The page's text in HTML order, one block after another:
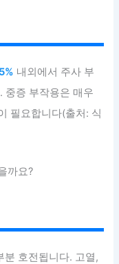
내외에서 주사 부
중증 부작용은 매우
필요합니다(출처: 식
까요?
분 호전됩니다. 고열,